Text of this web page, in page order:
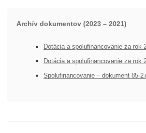
Archív dokumentov (2023 – 2021)
Dotácia a spolufinancovanie za rok
Dotácia a spolufinancovanie za rok
Spolufinancovanie – dokument 85-